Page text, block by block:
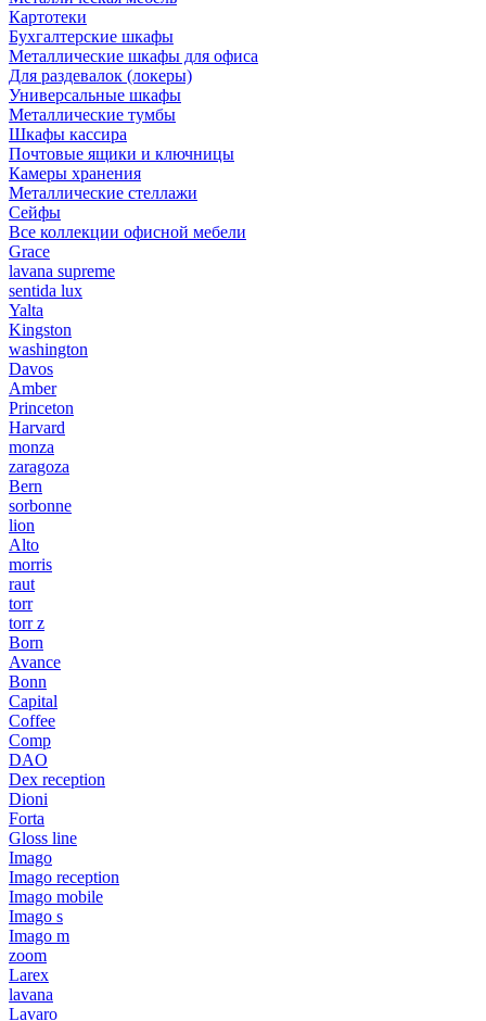
Картотеки
Бухгалтерские шкафы
Металлические шкафы для офиса
Для раздевалок (локеры)
Универсальные шкафы
Металлические тумбы
Шкафы кассира
Почтовые ящики и ключницы
Камеры хранения
Металлические стеллажи
Сейфы
Все коллекции офисной мебели
Grace
lavana supreme
sentida lux
Yalta
Kingston
washington
Davos
Amber
Princeton
Harvard
monza
zaragoza
Bern
sorbonne
lion
Alto
morris
raut
torr
torr z
Born
Avance
Bonn
Capital
Coffee
Comp
DAO
Dex reception
Dioni
Forta
Gloss line
Imago
Imago reception
Imago mobile
Imago s
Imago m
zoom
Larex
lavana
Lavaro